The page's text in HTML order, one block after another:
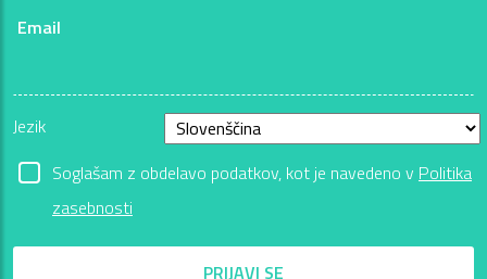
Email
Jezik
Soglašam z obdelavo podatkov, kot je navedeno v Politika
zasebnosti
PRIJAVI SE